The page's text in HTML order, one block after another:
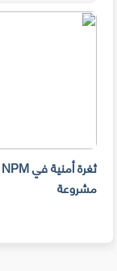
مشروعة